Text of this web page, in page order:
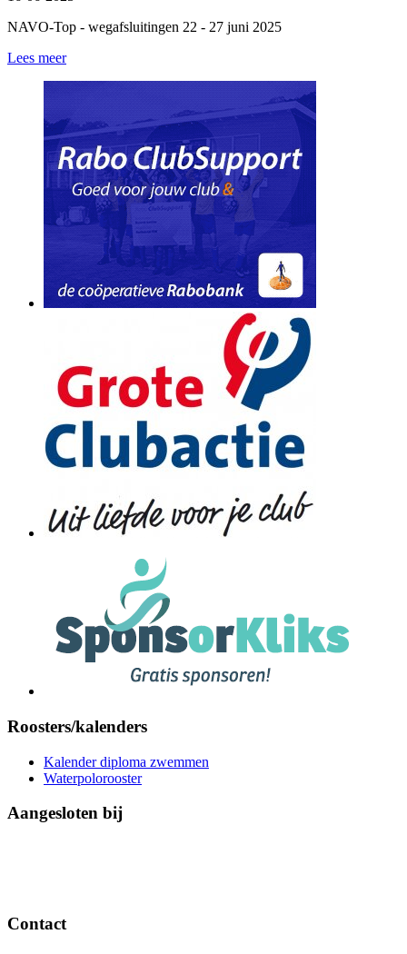
NAVO-Top - wegafsluitingen 22 - 27 juni 2025
Lees meer
Roosters/kalenders
Kalender diploma zwemmen
Waterpolorooster
Aangesloten bij
Contact